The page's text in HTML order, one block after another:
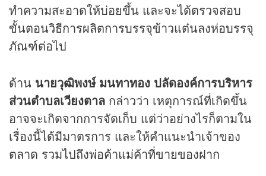
ทำความสะอาดให้บ่อยขึ้น และจะได้ตรวจสอบ
ขั้นตอนวิธีการผลิตการบรรจุข้าวแต๋นลงห่อบรรจุ
ภัณฑ์ต่อไป
ด้าน นายวุฒิพงษ์ มนทาทอง ปลัดองค์การบริหาร
ส่วนตำบลเวียงตาล กล่าวว่า เหตุการณ์ที่เกิดขึ้น
อาจจะเกิดจากการจัดเก็บ แต่ว่าอย่างไรก็ตามใน
เรื่องนี้ได้มีมาตรการ และให้คำแนะนำเจ้าของ
ตลาด รวมไปถึงพ่อค้าแม่ค้าที่ขายของฝาก